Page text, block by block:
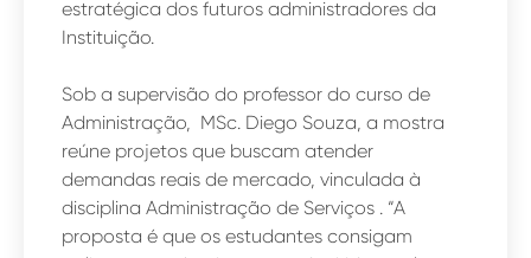
estratégica dos futuros administradores da
Instituição.
Sob a supervisão do professor do curso de
Administração, MSc. Diego Souza, a mostra
reúne projetos que buscam atender
demandas reais de mercado, vinculada à
disciplina Administração de Serviços . “A
proposta é que os estudantes consigam